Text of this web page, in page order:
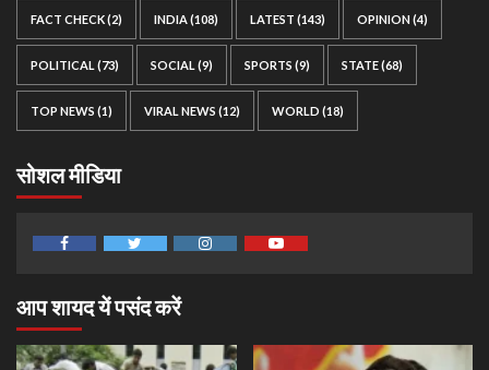
FACT CHECK(2) INDIA(108) LATEST (143) OPINION(4)
POLITICAL (73) SOCIAL (9) SPORTS (9) STATE(68)
TOP NEWS (1) VIRAL NEWS (12) WORLD (18)
सोशल मीडिया
आप शायद यें पसंद करें